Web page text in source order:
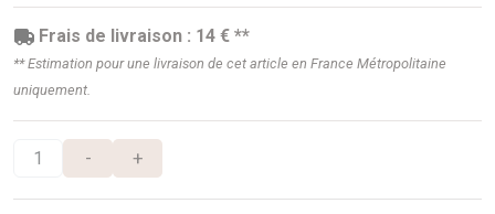
Frais de livraison : 14 € **
** Estimation pour une livraison de cet article en France Métropolitaine
uniquement.
- +